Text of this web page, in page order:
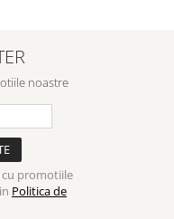
noastre
cu promotiile
Politica de